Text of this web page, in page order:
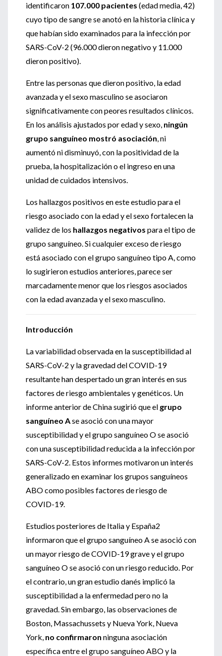
identificaron 107.000 pacientes (edad media, 42)
cuyo tipo de sangre se anotó en la historia clínica y
que habían sido examinados para la infección por
SARS-CoV-2 (96.000 dieron negativo y 11.000
dieron positivo).
Entre las personas que dieron positivo, la edad
avanzada y el sexo masculino se asociaron
significativamente con peores resultados clínicos.
En los análisis ajustados por edad y sexo, ningún
grupo sanguíneo mostró asociación, ni
aumentó ni disminuyó, con la positividad de la
prueba, la hospitalización o el ingreso en una
unidad de cuidados intensivos.
Los hallazgos positivos en este estudio para el
riesgo asociado con la edad y el sexo fortalecen la
validez de los hallazgos negativos para el tipo de
grupo sanguíneo. Si cualquier exceso de riesgo
está asociado con el grupo sanguíneo tipo A, como
lo sugirieron estudios anteriores, parece ser
marcadamente menor que los riesgos asociados
con la edad avanzada y el sexo masculino.
Introducción
La variabilidad observada en la susceptibilidad al
SARS-CoV-2 y la gravedad del COVID-19
resultante han despertado un gran interés en sus
factores de riesgo ambientales y genéticos. Un
informe anterior de China sugirió que el grupo
sanguíneo Ase asoció con una mayor
susceptibilidad y el grupo sanguíneo O se asoció
con una susceptibilidad reducida a la infección por
SARS-CoV-2. Estos informes motivaron un interés
generalizado en examinar los grupos sanguíneos
ABO como posibles factores de riesgo de
COVID-19.
Estudios posteriores de Italia y España2
informaron que el grupo sanguíneo A se asoció con
un mayor riesgo de COVID-19 grave y el grupo
sanguíneo O se asoció con un riesgo reducido. Por
el contrario, un gran estudio danés implicó la
susceptibilidad a la enfermedad pero no la
gravedad. Sin embargo, las observaciones de
Boston, Massachussets y Nueva York, Nueva
York, no confirmaron ninguna asociación
específica entre el grupo sanguíneo ABO y la